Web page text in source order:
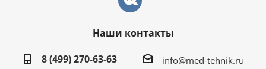
Наши контакты
8 (499) 270-63-63
info@med-tehnik.ru